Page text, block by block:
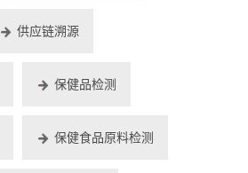
供应链溯源
保健品检测
保健食品原料检测